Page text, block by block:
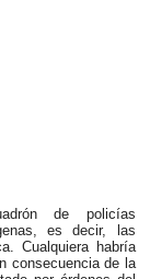
de policías
es decir, las
Cualquiera habría
consecuencia de la